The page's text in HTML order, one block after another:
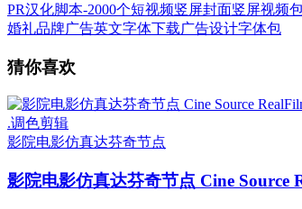
PR汉化脚本-2000个短视频竖屏封面竖屏视频
婚礼品牌广告英文字体下载广告设计字体包
猜你喜欢
.调色剪辑
影院电影仿真达芬奇节点
影院电影仿真达芬奇节点 Cine Source